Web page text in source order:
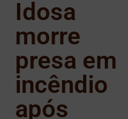
Idosa
morre
presa em
incêndio
após